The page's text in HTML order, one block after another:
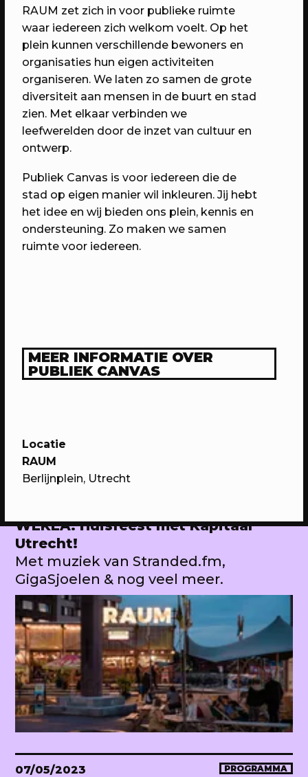
6 jaar RAUM: Vier je mee?
Een avond vol verrassingen met het
beste van RAUM
23/04/2023 PROGRAMMA
WEKEA: Huisfeest met Kapitaal
Utrecht!
Met muziek van Stranded.fm,
GigaSjoelen & nog veel meer.
07/05/2023 PROGRAMMA
Locatie
RAUM
Berlijnplein, Utrecht
RAUM zet zich in voor publieke ruimte
waar iedereen zich welkom voelt. Op het
plein kunnen verschillende bewoners en
organisaties hun eigen activiteiten
organiseren. We laten zo samen de grote
diversiteit aan mensen in de buurt en stad
zien. Met elkaar verbinden we
leefwerelden door de inzet van cultuur en
ontwerp.
Publiek Canvas is voor iedereen die de
stad op eigen manier wil inkleuren. Jij hebt
het idee en wij bieden ons plein, kennis en
ondersteuning. Zo maken we samen
ruimte voor iedereen.
MEER INFORMATIE OVER
PUBLIEK CANVAS